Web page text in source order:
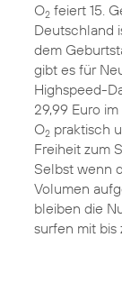
O2feiert 15.
Deutschland
dem
gibt es für
Highspeed-
29,99 Euro
O2praktisch
Freiheit zum
Selbst wenn
Volumen
bleiben die
surfen mit bis